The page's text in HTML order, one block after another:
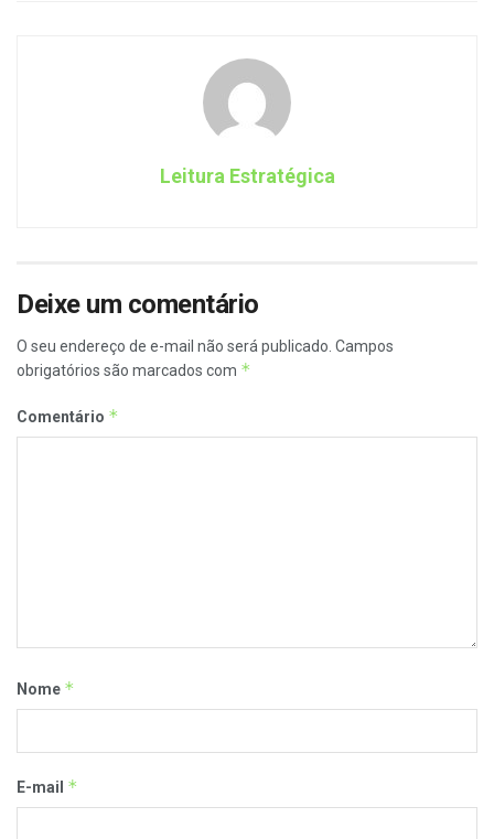
Leitura Estratégica
Deixe um comentário
O seu endereço de e-mail não será publicado. Campos
obrigatórios são marcados com *
Comentário *
Nome *
E-mail *